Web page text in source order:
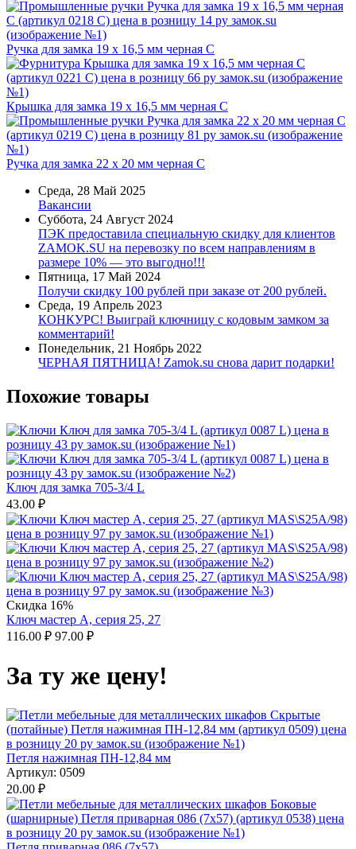
Ручка для замка 19 х 16,5 мм черная C
Крышка для замка 19 х 16,5 мм черная C
Ручка для замка 22 х 20 мм черная C
Среда, 28 Май 2025
Вакансии
Суббота, 24 Август 2024
ПЭК предоставила специальную скидку для клиентов
ZAMOK.SU на перевозку по всем направлениям в
размере 10% — это выгодно!!!
Пятница, 17 Май 2024
Получи скидку 100 рублей при заказе от 200 рублей.
Среда, 19 Апрель 2023
КОНКУРС! Выиграй ключницу с кодовым замком за
комментарий!
Понедельник, 21 Ноябрь 2022
ЧЕРНАЯ ПЯТНИЦА! Zamok.su снова дарит подарки!
Похожие товары
Ключ для замка 705-3/4 L
43.00 ₽
Скидка 16%
Ключ мастер А, серия 25, 27
116.00 ₽ 97.00 ₽
За ту же цену!
Петля нажимная ПН-12,84 мм
Артикул: 0509
20.00 ₽